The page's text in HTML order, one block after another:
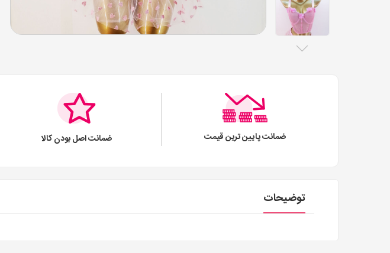
ضمانت پایین ترین قیمت ضمانت اصل بودن کالا
توضیحات